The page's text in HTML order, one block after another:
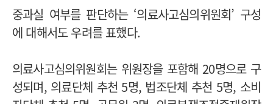
중과실 여부를 판단하는 ‘의료사고심의위원회’ 구성
에 대해서도 우려를 표했다.
의료사고심의위원회는 위원장을 포함해 20명으로 구
성되며, 의료단체 추천 5명, 법조단체 추천 5명, 소비